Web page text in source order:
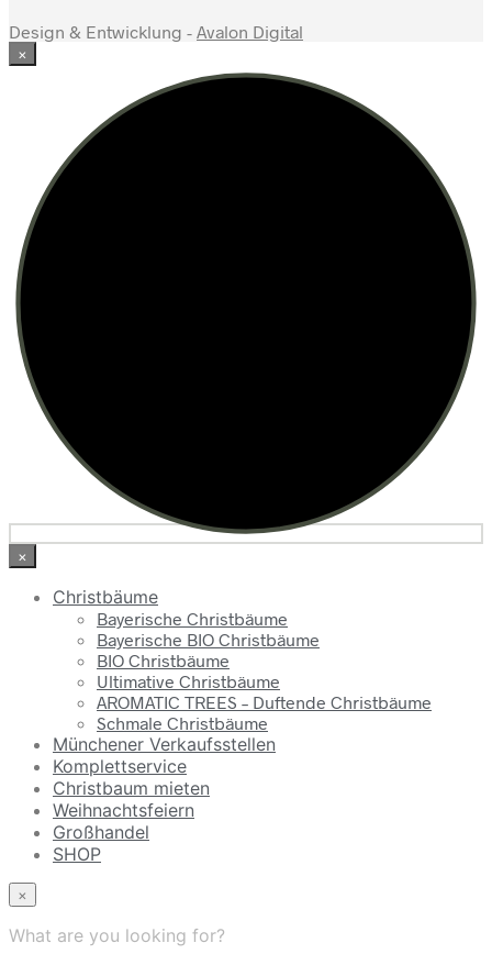
Design & Entwicklung - Avalon Digital
×
×
Christbäume
Bayerische Christbäume
Bayerische BIO Christbäume
BIO Christbäume
Ultimative Christbäume
AROMATIC TREES – Duftende Christbäume
Schmale Christbäume
Münchener Verkaufsstellen
Komplettservice
Christbaum mieten
Weihnachtsfeiern
Großhandel
SHOP
×
What are you looking for?